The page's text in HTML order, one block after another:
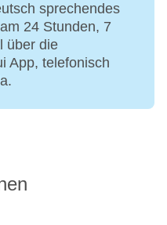
sprechendes
24 Stunden, 7
über die
App, telefonisch